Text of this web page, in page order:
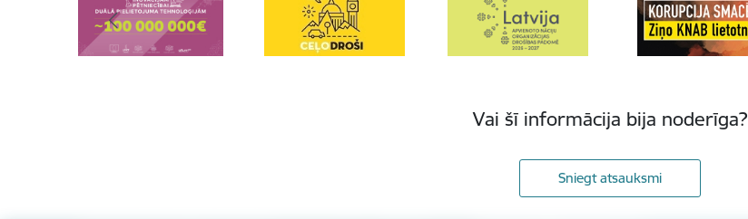
Vai šī informācija bija noderīga?
Sniegt atsauksmi